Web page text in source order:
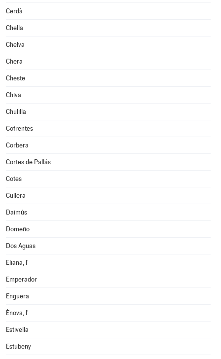
Cerdà
Chella
Chelva
Chera
Cheste
Chiva
Chulilla
Cofrentes
Corbera
Cortes de Pallás
Cotes
Cullera
Daimús
Domeño
Dos Aguas
Eliana, l'
Emperador
Enguera
Ènova, l'
Estivella
Estubeny